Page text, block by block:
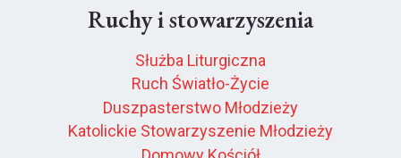
Ruchy i stowarzyszenia
Służba Liturgiczna
Ruch Światło-Życie
Duszpasterstwo Młodzieży
Katolickie Stowarzyszenie Młodzieży